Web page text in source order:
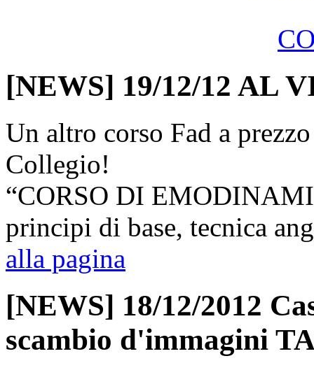
[NEWS] 19/12/12 AL
Un altro corso Fad a
Collegio!
“CORSO DI
principi di base, tecnica
alla pagina
[NEWS] 18/12/2012
scambio d'immagini